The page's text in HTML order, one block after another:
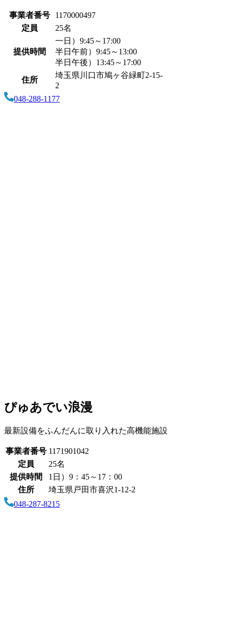
事業者番号
1170000497
定員
25名
提供時間
一日）9:45～17:00
半日午前）9:45～13:00
半日午後）13:45～17:00
住所
埼玉県川口市鳩ヶ谷緑町2-15-
2
048-288-1177
ぴゅあでい浪漫
最新設備をふんだんに取り入れた高機能施設
事業者番号 1171901042
定員
25名
提供時間
1日）9：45～17：00
住所
埼玉県戸田市喜沢1-12-2
048-287-8215